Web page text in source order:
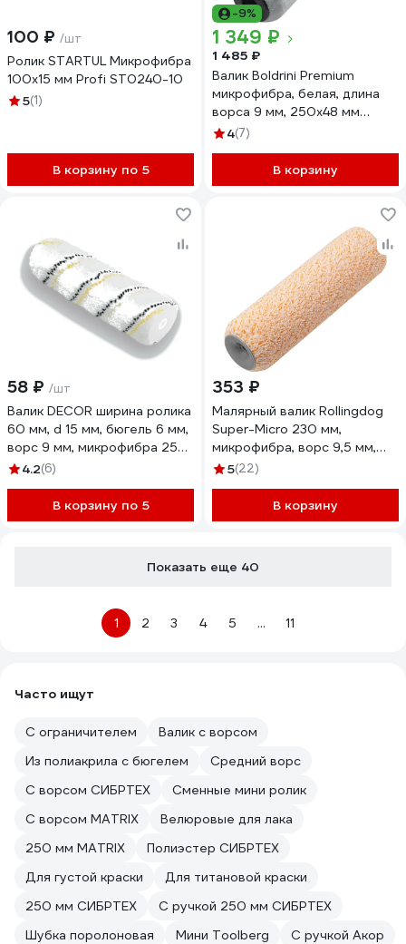
100 ₽ /шт
Ролик STARTUL Микрофибра
100x15 мм Profi ST0240-10
5(1)
В корзину по 5
-9%
1 349 ₽
1 485 ₽
Валик Boldrini Premium
микрофибра, белая, длина
ворса 9 мм, 250x48 мм
75928
4(7)
В корзину
58 ₽ /шт
Валик DECOR ширина ролика
60 мм, d 15 мм, бюгель 6 мм,
ворс 9 мм, микрофибра 250-
0050
4.2(6)
В корзину по 5
353 ₽
Малярный валик Rollingdog
Super-Micro 230 мм,
микрофибра, ворс 9,5 мм,
под бюгель 8 мм, 00242
5(22)
В корзину
Показать еще 40
1 2 3 4 5 ... 11
Часто ищут
С ограничителем
Валик с ворсом
Из полиакрила с бюгелем
Средний ворс
С ворсом СИБРТЕХ
Сменные мини ролик
С ворсом MATRIX
Велюровые для лака
250 мм MATRIX
Полиэстер СИБРТЕХ
Для густой краски
Для титановой краски
250 мм СИБРТЕХ
С ручкой 250 мм СИБРТЕХ
Шубка поролоновая
Мини Toolberg
С ручкой Акор